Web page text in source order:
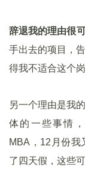
辞退我的理由很
手出去的项目，
得我不适合这个岗
另一个理由是我
体的一些事情
MBA，12月份
了四天假，这些